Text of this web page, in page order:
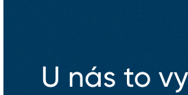
U nás to